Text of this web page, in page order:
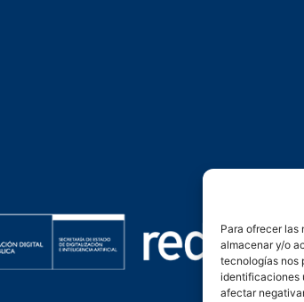
Para ofrecer las
almacenar y/o
tecnologías nos
identificaciones
afectar